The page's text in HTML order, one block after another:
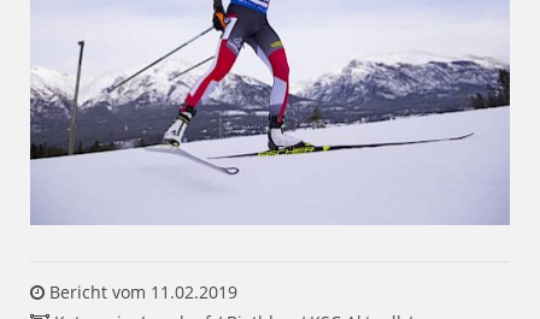
Bericht vom 11.02.2019